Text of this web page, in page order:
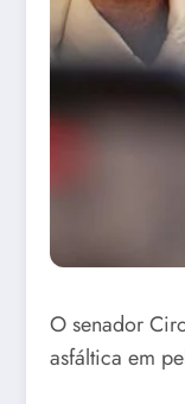
O senador
asfáltica em